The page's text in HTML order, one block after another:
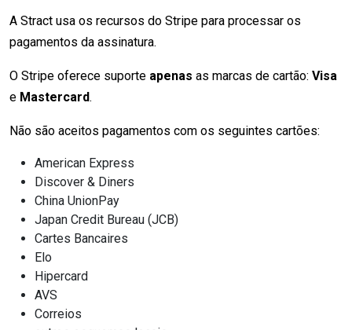
A Stract usa os recursos do Stripe para processar os
pagamentos da assinatura.
O Stripe oferece suporte apenas as marcas de cartão: Visa
e Mastercard.
Não são aceitos pagamentos com os seguintes cartões:
American Express
Discover & Diners
China UnionPay
Japan Credit Bureau (JCB)
Cartes Bancaires
Elo
Hipercard
AVS
Correios